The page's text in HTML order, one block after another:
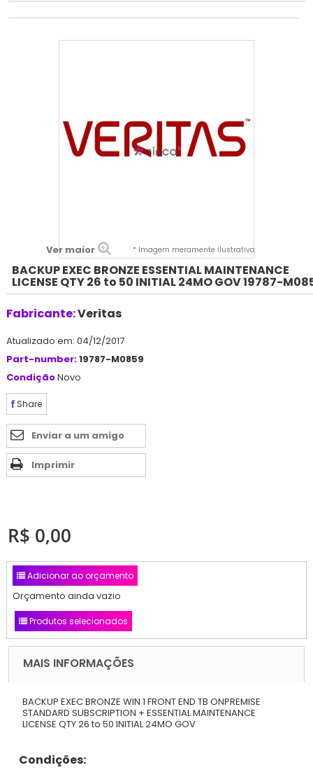
Ver maior * Imagem meramente ilustrativa
BACKUP EXEC BRONZE ESSENTIAL MAINTENANCE
LICENSE QTY 26 to 50 INITIAL 24MO GOV 19787-
Fabricante:Veritas
Atualizado em: 04/12/2017
Part-number:19787-M0859
CondiçãoNovo
Share
Enviar a um amigo
Imprimir
R$ 0,00
Adicionar ao orçamento
Orçamento ainda vazio
Produtos selecionados
MAIS INFORMAÇÕES
BACKUP EXEC BRONZE WIN 1 FRONT END TB ONPREMISE
STANDARD SUBSCRIPTION + ESSENTIAL MAINTENANCE
LICENSE QTY 26 to 50 INITIAL 24MO GOV
Condições: